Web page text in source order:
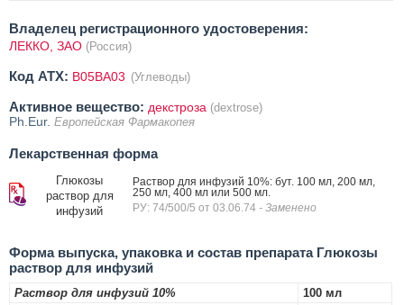
Владелец регистрационного удостоверения:
ЛЕККО, ЗАО (Россия)
Код ATX: B05BA03 (Углеводы)
Активное вещество: декстроза (dextrose)
Ph.Eur. Европейская Фармакопея
Лекарственная форма
Глюкозы
раствор для
инфузий
Раствор для инфузий 10%: бут. 100 мл, 200 мл,
250 мл, 400 мл или 500 мл.
РУ: 74/500/5 от 03.06.74 - Заменено
Форма выпуска, упаковка и состав препарата Глюкозы
раствор для инфузий
Раствор для инфузий 10%
100 мл